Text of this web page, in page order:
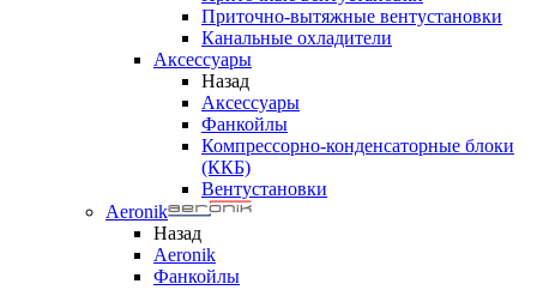
Приточно-вытяжные вентустановки
Канальные охладители
Аксессуары
Назад
Аксессуары
Фанкойлы
Компрессорно-конденсаторные блоки
(ККБ)
Вентустановки
Aeronik
Назад
Aeronik
Фанкойлы